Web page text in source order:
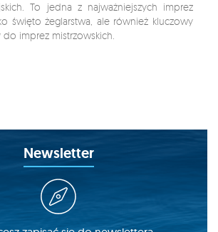
To jedna z najważniejszych imprez
święto żeglarstwa, ale również kluczowy
imprez mistrzowskich.
Newsletter